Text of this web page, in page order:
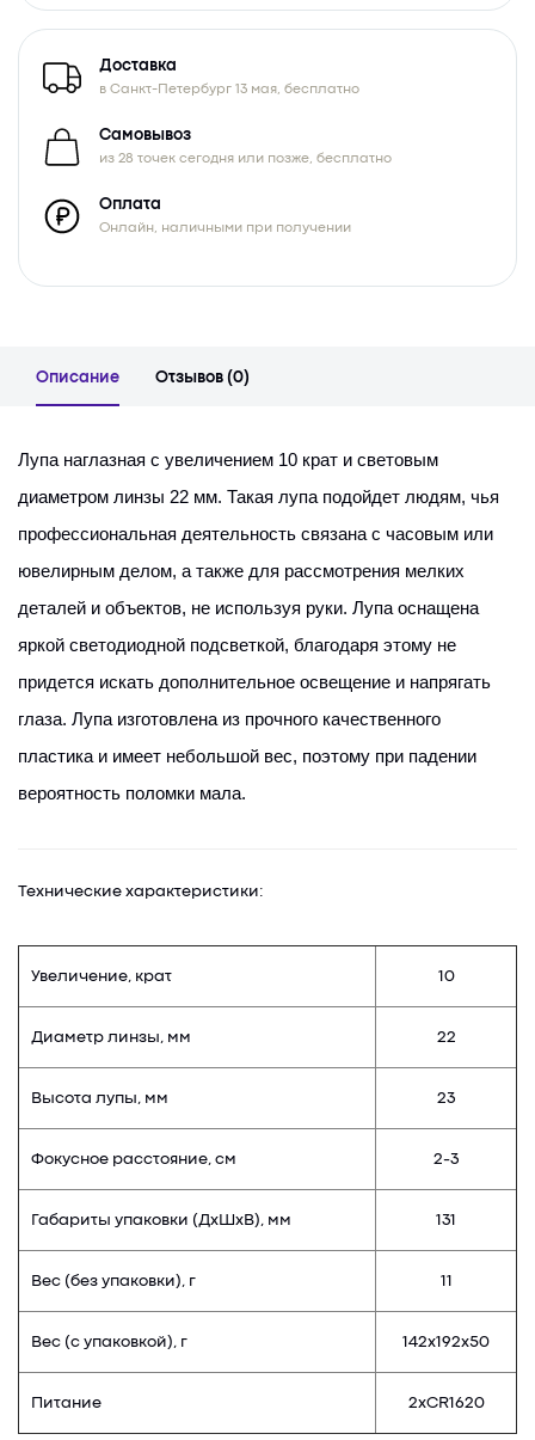
Доставка
в Санкт-Петербург 13 мая, бесплатно
Самовывоз
из 28 точек сегодня или позже, бесплатно
Оплата
Онлайн, наличными при получении
Описание Отзывов (0)
Лупа наглазная с увеличением 10 крат и световым
диаметром линзы 22 мм. Такая лупа подойдет людям, чья
профессиональная деятельность связана с часовым или
ювелирным делом, а также для рассмотрения мелких
деталей и объектов, не используя руки. Лупа оснащена
яркой светодиодной подсветкой, благодаря этому не
придется искать дополнительное освещение и напрягать
глаза. Лупа изготовлена из прочного качественного
пластика и имеет небольшой вес, поэтому при падении
вероятность поломки мала.
Технические характеристики:
Увеличение, крат 10
Диаметр линзы, мм 22
Высота лупы, мм 23
Фокусное расстояние, см 2-3
Габариты упаковки (ДхШхВ), мм 131
Вес (без упаковки), г 11
Вес (с упаковкой), г 142х192х50
Питание 2хCR1620